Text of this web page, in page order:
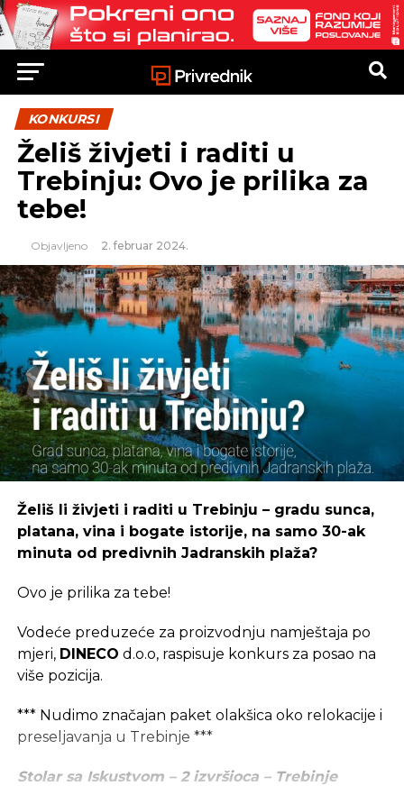
KONKURSI
Želiš živjeti i raditi u
Trebinju: Ovo je prilika za
tebe!
Objavljeno 2. februar 2024.
Želiš li živjeti i raditi u Trebinju – gradu sunca,
platana, vina i bogate istorije, na samo 30-ak
minuta od predivnih Jadranskih plaža?
Ovo je prilika za tebe!
Vodeće preduzeće za proizvodnju namještaja po
mjeri, DINECO d.o.o, raspisuje konkurs za posao na
više pozicija.
*** Nudimo značajan paket olakšica oko relokacije i
preseljavanja u Trebinje ***
Stolar sa Iskustvom – 2 izvršioca – Trebinje